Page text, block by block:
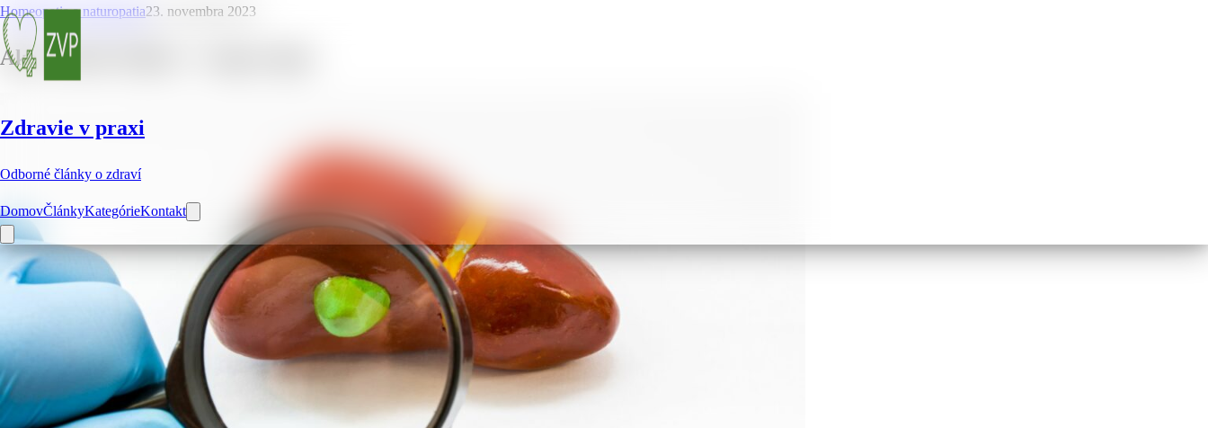
Zdravie v praxi
Odborné články o zdraví
DomovČlánkyKategórieKontakt
Homeopatia a naturopatia23. novembra 2023
Ako vyčistiť žlčník – 5 super tipov